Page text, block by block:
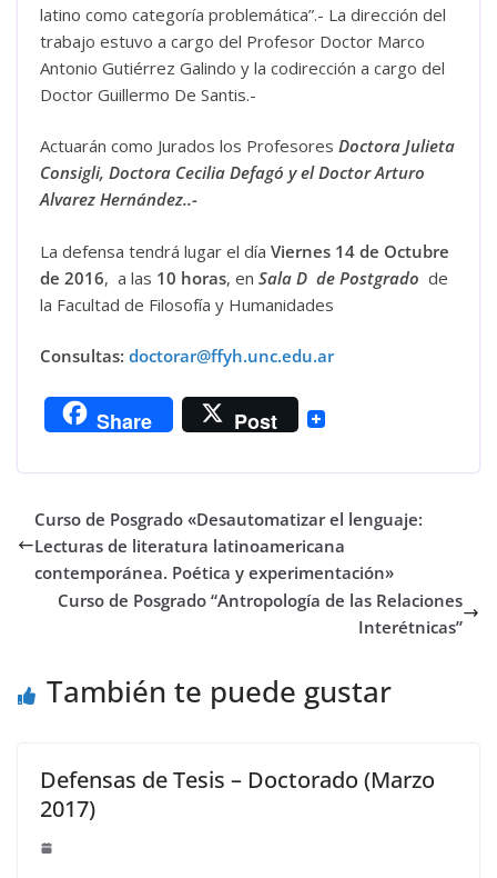
latino como categoría problemática”.- La dirección del
trabajo estuvo a cargo del Profesor Doctor Marco
Antonio Gutiérrez Galindo y la codirección a cargo del
Doctor Guillermo De Santis.-
Actuarán como Jurados los Profesores Doctora Julieta
Consigli, Doctora Cecilia Defagó y el Doctor Arturo
Alvarez Hernández..-
La defensa tendrá lugar el día Viernes 14 de Octubre
de 2016, a las 10 horas, en Sala D de Postgrado de
la Facultad de Filosofía y Humanidades
Consultas: doctorar@ffyh.unc.edu.ar
Share Post
Curso de Posgrado «Desautomatizar el lenguaje:
Lecturas de literatura latinoamericana
contemporánea. Poética y experimentación»
Curso de Posgrado “Antropología de las Relaciones
Interétnicas”
También te puede gustar
Defensas de Tesis – Doctorado (Marzo
2017)